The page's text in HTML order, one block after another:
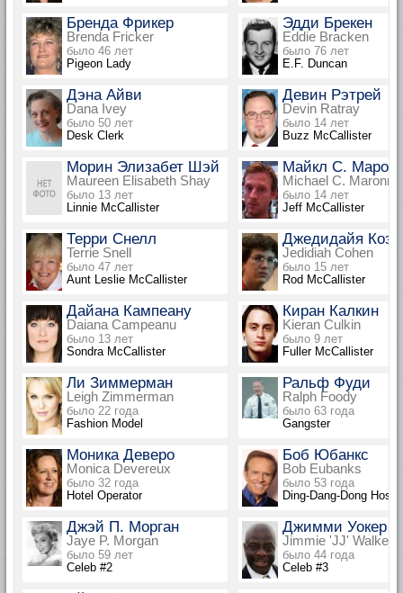
Бренда Фрикер
Brenda Fricker
было 46 лет
Pigeon Lady
Эдди Брекен
Eddie Bracken
было 76 лет
E.F. Duncan
Дэна Айви
Dana Ivey
было 50 лет
Desk Clerk
Девин Рэтрей
Devin Ratray
было 14 лет
Buzz McCallister
Морин Элизабет Шэй
Maureen Elisabeth Shay
было 13 лет
Linnie McCallister
Майкл С.
Michael C. Maronna
было 14 лет
Jeff McCallister
Терри Снелл
Terrie Snell
было 47 лет
Aunt Leslie McCallister
Джедидайя Коэн
Jedidiah Cohen
было 15 лет
Rod McCallister
Дайана Кампеану
Daiana Campeanu
было 13 лет
Sondra McCallister
Киран Калкин
Kieran Culkin
было 9 лет
Fuller McCallister
Ли Зиммерман
Leigh Zimmerman
было 22 года
Fashion Model
Ральф Фуди
Ralph Foody
было 63 года
Gangster
Моника Деверо
Monica Devereux
было 32 года
Hotel Operator
Боб Юбанкс
Bob Eubanks
было 53 года
Ding-Dang-Dong Host
Джэй П. Морган
Jaye P. Morgan
было 59 лет
Celeb #2
Джимми Уокер
Jimmie 'JJ' Walker
было 44 года
Celeb #3